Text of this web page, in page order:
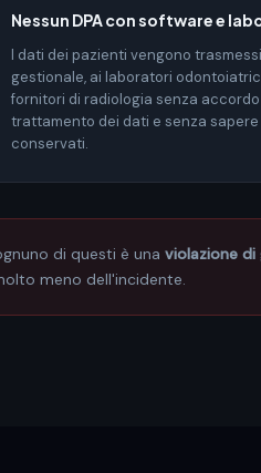
Nessun DPA con software e
I dati dei pazienti vengono
gestionale, ai laboratori
fornitori di radiologia senza accordo
trattamento dei dati e senza sapere
conservati.
di questi è una violazione
meno dell'incidente.